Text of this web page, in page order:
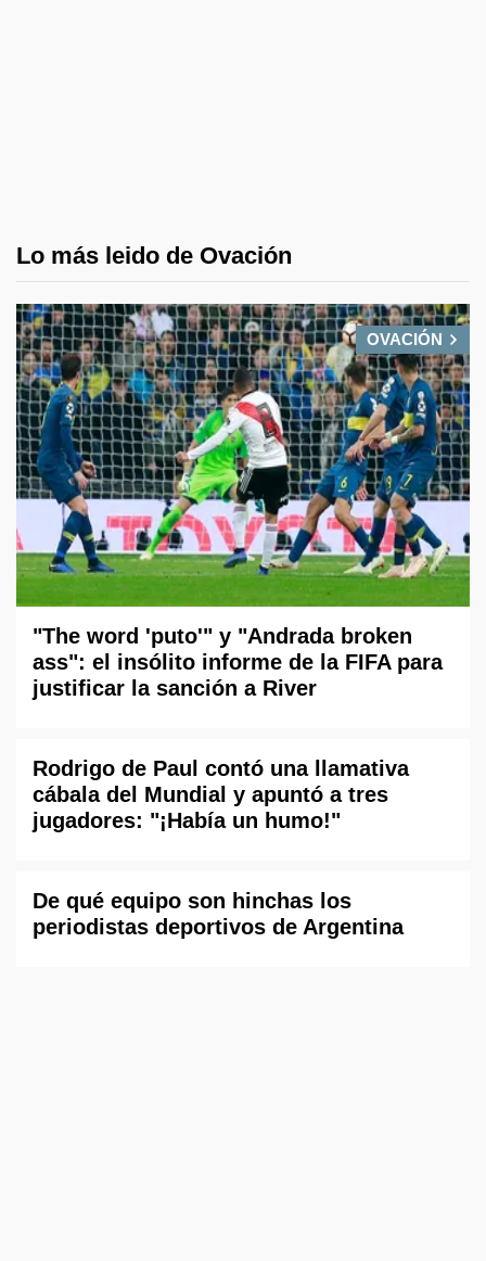
Lo más leido de Ovación
OVACIÓN
"The word 'puto'" y "Andrada broken
ass": el insólito informe de la FIFA para
justificar la sanción a River
Rodrigo de Paul contó una llamativa
cábala del Mundial y apuntó a tres
jugadores: "¡Había un humo!"
De qué equipo son hinchas los
periodistas deportivos de Argentina